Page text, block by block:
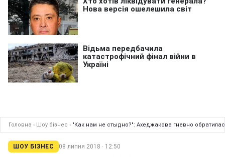
Головна › Шоу бізнес › "Как нам не стыдно?": Ахеджакова гневно
ШОУ БІЗНЕС 08 липня 2018 · 12:50